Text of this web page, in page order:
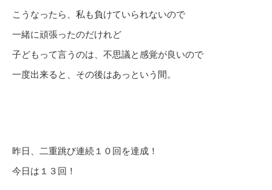
こうなったら、私も負けていられないので
一緒に頑張ったのだけれど
子どもって言うのは、不思議と感覚が良いので
一度出来ると、その後はあっという間。
昨日、二重跳び連続１０回を達成！
今日は１３回！